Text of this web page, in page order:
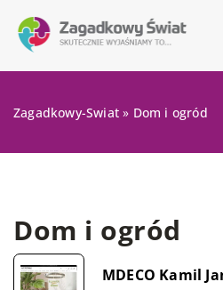
Zagadkowy-Swiat » Dom i ogród
Dom i ogród
MDECO Kamil